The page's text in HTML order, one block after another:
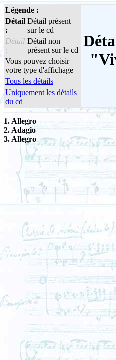
Légende :
Détail
:
Détail présent
sur le cd
Détail
:
Détail non
présent sur le cd
Vous pouvez choisir
votre type d'affichage
Tous les détails
Uniquement les détails
du cd
1. Allegro
2. Adagio
3. Allegro